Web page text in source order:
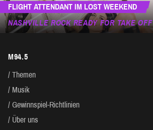
FLIGHT ATTENDANT IM LOST WEEKEND
NASHVILLE ROCK READY FOR TAKE OFF
M94.5
Themen
Musik
Gewinnspiel-Richtlinien
Über uns